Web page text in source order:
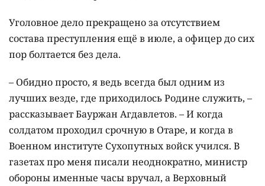
Уголовное дело прекращено за отсутствием
состава преступления ещё в июле, а офицер до сих
пор болтается без дела.
– Обидно просто, я ведь всегда был одним из
лучших везде, где приходилось Родине служить, –
рассказывает Бауржан Агдавлетов. – И когда
солдатом проходил срочную в Отаре, и когда в
Военном институте Сухопутных войск учился. В
газетах про меня писали неоднократно, министр
обороны именные часы вручал, а Верховный